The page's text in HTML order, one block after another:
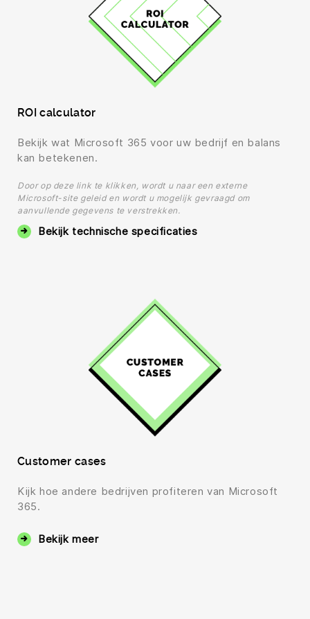
ROI calculator
Bekijk wat Microsoft 365 voor uw bedrijf en balans
kan betekenen.
Door op deze link te klikken, wordt u naar een externe
Microsoft-site geleid en wordt u mogelijk gevraagd om
aanvullende gegevens te verstrekken.
Bekijk technische specificaties
Customer cases
Kijk hoe andere bedrijven profiteren van Microsoft
365.
Bekijk meer